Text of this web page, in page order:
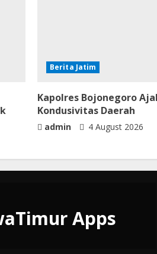
Berita Jatim
Kapolres Bojonegoro
Kondusivitas Daerah
admin 4 August 2026
Apps